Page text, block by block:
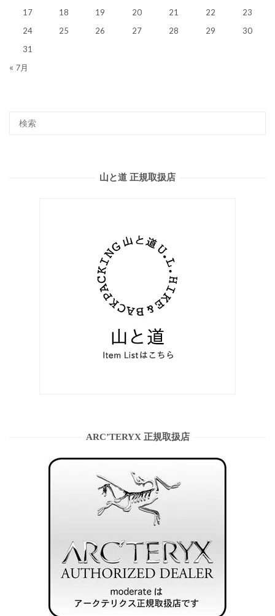
17
18 19 20 21 22
23
24
25 26 27 28 29
30
31
« 7月
山と道 正規取扱店
ARC’TERYX 正規取扱店